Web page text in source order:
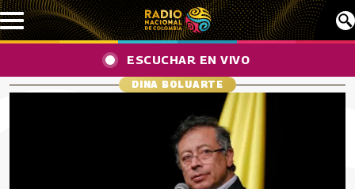
Pasar al contenido principal
ESCUCHAR EN VIVO
DINA BOLUARTE